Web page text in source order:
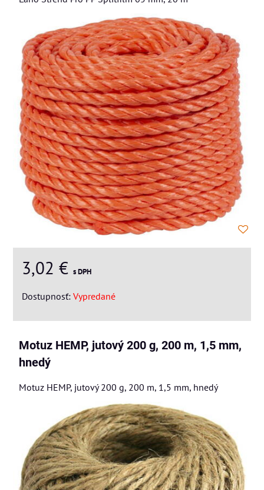
3,02 € s DPH
Dostupnosť: Vypredané
Motuz HEMP, jutový 200 g, 200 m, 1,5 mm,
hnedý
Motuz HEMP, jutový 200 g, 200 m, 1,5 mm, hnedý